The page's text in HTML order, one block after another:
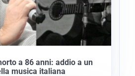
a 86 anni: addio a un
musica italiana